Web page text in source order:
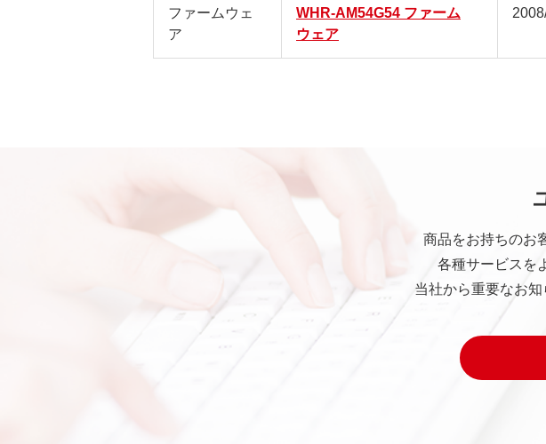
ファームウェ
ア
WHR-AM54G54 ファーム
ウェア
商品をお持ちのお
各種サービスを
当社から重要なお